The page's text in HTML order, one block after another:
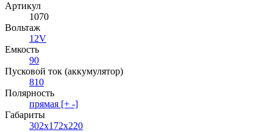
Артикул
1070
Вольтаж
12V
Емкость
90
Пусковой ток (аккумулятор)
810
Полярность
прямая [+ -]
Габариты
302x172x220